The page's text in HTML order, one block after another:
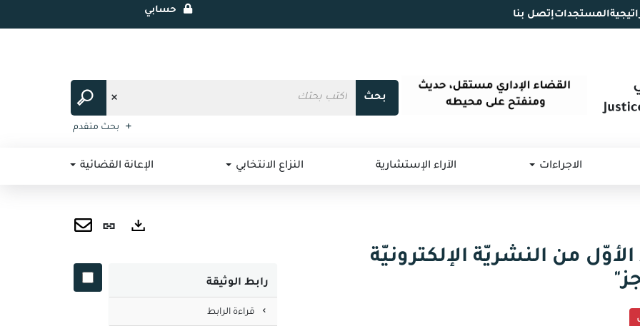
المستجداتإتصل بنا حسابي
بحث
بحث متقدم
الاجراءات الآراء الإستشارية النزاع الانتخابي الإعانة القضائية
الأوّل من النشريّة الإلكترونيّة
رابط
(نافذة
البريد
رابط الوثيقة
قراءة الرابط